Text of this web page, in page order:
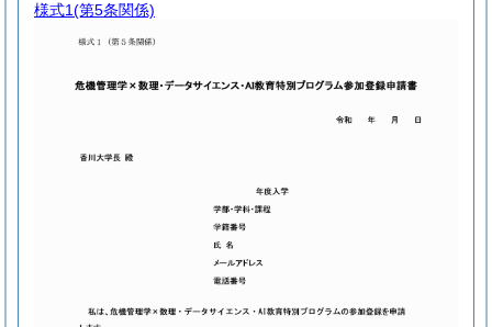
様式1(第5条関係)